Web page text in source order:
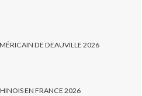
DE DEAUVILLE 2026
EN FRANCE 2026